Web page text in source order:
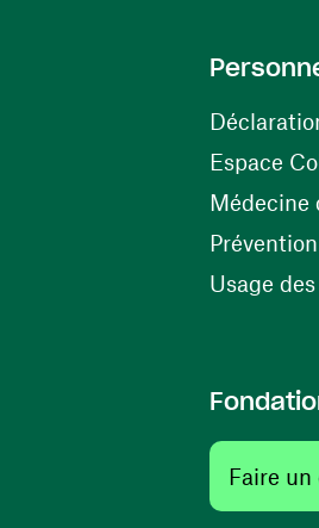
une nouvelle fenêtre)
Espace
Médecine
Usage
fenêtre)
fenêtre)
Faire un